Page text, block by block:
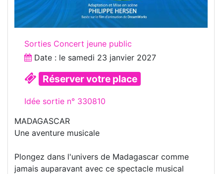
Sorties Concert jeune public
Date : le samedi 23 janvier 2027
Réserver votre place
Idée sortie n° 330810
MADAGASCAR
Une aventure musicale
Plongez dans l'univers de Madagascar comme
jamais auparavant avec ce spectacle musical